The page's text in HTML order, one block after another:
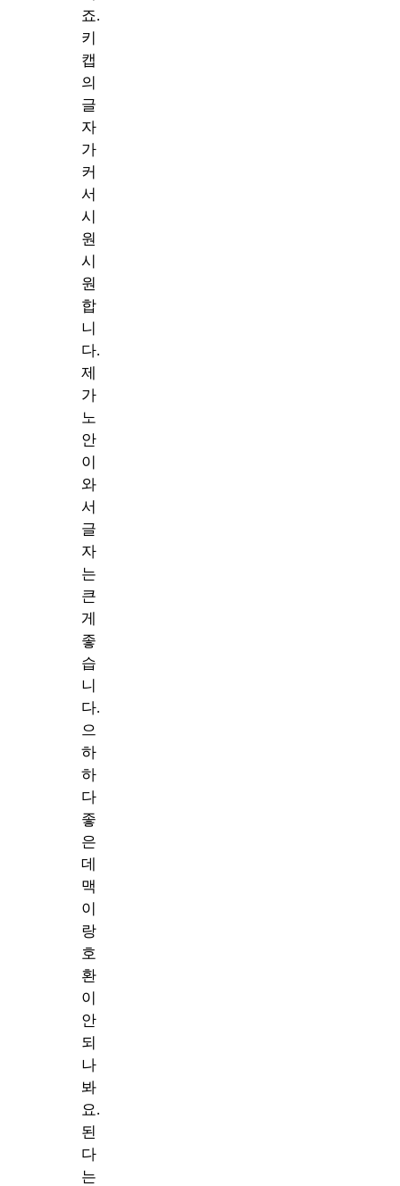
죠.
키
캡
의
글
자
가
커
서
시
원
시
원
합
니
다.
제
가
노
안
이
와
서
글
자
는
큰
게
좋
습
니
다.
으
하
하
다
좋
은
데
맥
이
랑
호
환
이
안
되
나
봐
요.
된
다
는